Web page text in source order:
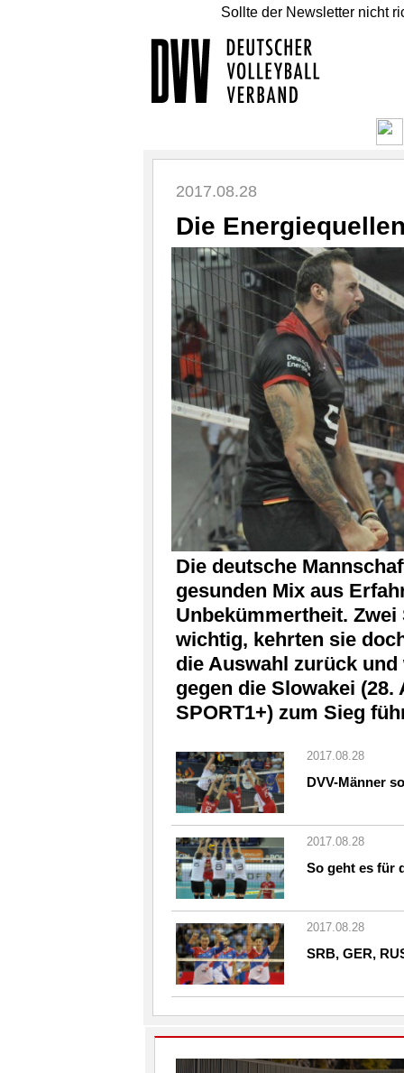
Sollte der Newsletter nicht
2017.08.28
Die
Die deutsche
gesunden Mix aus
Unbekümmertheit.
wichtig, kehrten sie
die Auswahl zurück
gegen die Slowakei
SPORT1+) zum Sieg
2017.08.28
DVV-Männer
2017.08.28
So geht es für
2017.08.28
SRB, GER,